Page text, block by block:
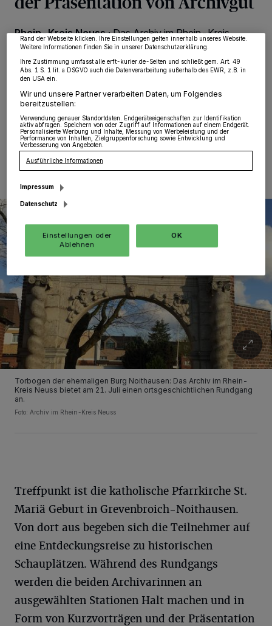
Rhein-Kreis Neuss·Das Archiv im Rhein-Kreis
Neuss setzt seine historische Reihe „Geschichte vor
Ort“ fort. Am Dienstag, 21. Juli, um 18 Uhr laden die
Mitarbeiterinnen Sarah Kluth und Cornelia Schulte unter
dem Motto „Archiv to go in Noithausen“ zu einem
ortsgeschichtlichen Rundgang ein.
03.07.2026 , 14:17 Uhr Eine Minute Lesezeit
Torbogen der ehemaligen Burg Noithausen: Das Archiv im Rhein-
Kreis Neuss bietet am 21. Juli einen ortsgeschichtlichen Rundgang
an.
Foto: Archiv im Rhein-Kreis Neuss
Treffpunkt ist die katholische Pfarrkirche St.
Mariä Geburt in Grevenbroich-Noithausen.
Von dort aus begeben sich die Teilnehmer auf
eine Entdeckungsreise zu historischen
Schauplätzen. Während des Rundgangs
werden die beiden Archivarinnen an
ausgewählten Stationen Halt machen und in
Form von Kurzvorträgen und der Präsentation
Zwecke. Wenn Tracker deaktiviert sind, sind manche Inhalte und Anzeigen
möglicherweise nicht mehr so relevant für Sie. Sie können dieses Menü jederzeit
widerrufen, indem Sie auf den Link Einstellungen oder Ablehnen am unteren
Rand der Webseite klicken. Ihre Einstellungen gelten innerhalb unseres Website.
Weitere Informationen finden Sie in unserer Datenschutzerklärung.
Ihre Zustimmung umfasst alle erft-kurier.de-Seiten und schließt gem. Art. 49
Abs. 1 S. 1 lit. a DSGVO auch die Datenverarbeitung außerhalb des EWR, z.B. in
den USA ein.
Wir und unsere Partner verarbeiten Daten, um Folgendes
bereitzustellen:
Verwendung genauer Standortdaten. Endgeräteeigenschaften zur Identifikation
aktiv abfragen. Speichern von oder Zugriff auf Informationen auf einem Endgerät.
Personalisierte Werbung und Inhalte, Messung von Werbeleistung und der
Performance von Inhalten, Zielgruppenforschung sowie Entwicklung und
Verbesserung von Angeboten.
Ausführliche Informationen
Impressum
Datenschutz
Einstellungen oder
Ablehnen
OK